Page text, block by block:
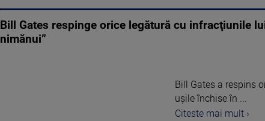
Bill Gates respinge orice legătură cu infracţiunile
nimănui”
Bill Gates a respins
uşile închise în ...
Citeste mai mult ›